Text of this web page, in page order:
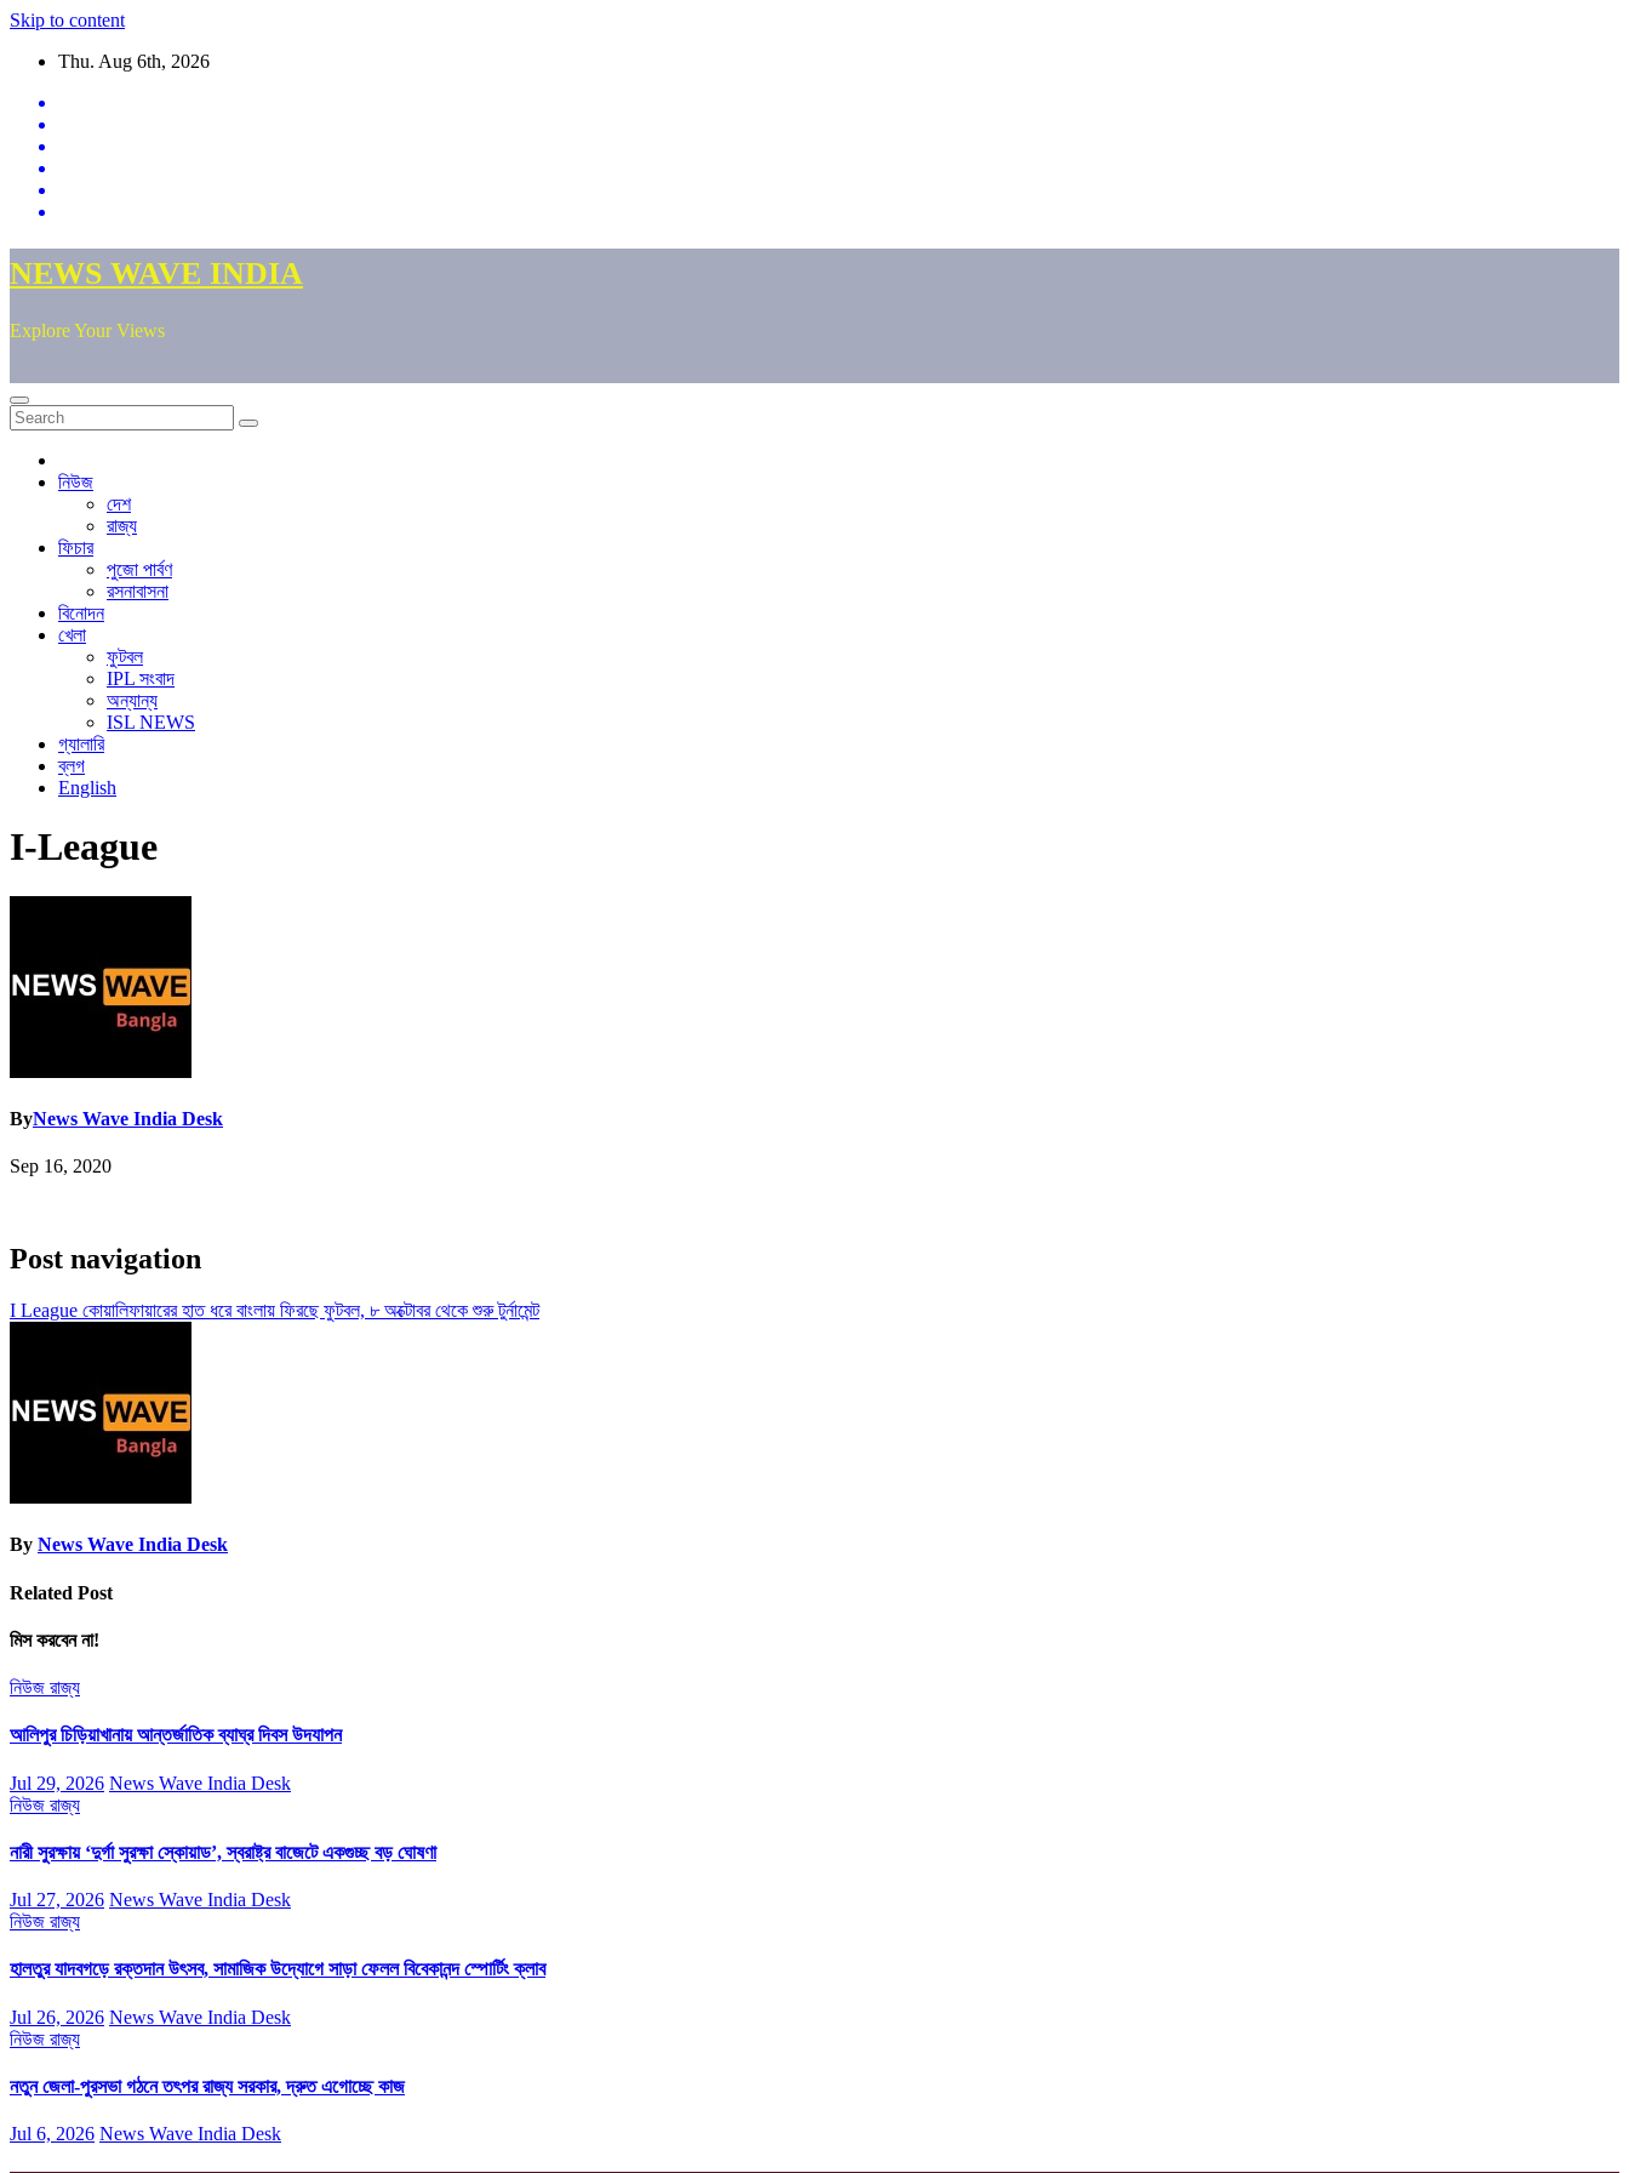
Skip to content
Thu. Aug 6th, 2026
NEWS WAVE INDIA
Explore Your Views
নিউজ
দেশ
রাজ্য
ফিচার
পুজো পার্বণ
রসনাবাসনা
বিনোদন
খেলা
ফুটবল
IPL সংবাদ
অন্যান্য
ISL NEWS
গ্যালারি
ব্লগ
English
I-League
ByNews Wave India Desk
Sep 16, 2020
Post navigation
I League কোয়ালিফায়ারের হাত ধরে বাংলায় ফিরছে ফুটবল, ৮ অক্টোবর থেকে শুরু টুর্নামেন্ট
By News Wave India Desk
Related Post
মিস করবেন না!
নিউজ রাজ্য
আলিপুর চিড়িয়াখানায় আন্তর্জাতিক ব্যাঘ্র দিবস উদযাপন
Jul 29, 2026 News Wave India Desk
নিউজ রাজ্য
নারী সুরক্ষায় ‘দুর্গা সুরক্ষা স্কোয়াড’, স্বরাষ্ট্র বাজেটে একগুচ্ছ বড় ঘোষণা
Jul 27, 2026 News Wave India Desk
নিউজ রাজ্য
হালতুর যাদবগড়ে রক্তদান উৎসব, সামাজিক উদ্যোগে সাড়া ফেলল বিবেকানন্দ স্পোর্টিং ক্লাব
Jul 26, 2026 News Wave India Desk
নিউজ রাজ্য
নতুন জেলা-পুরসভা গঠনে তৎপর রাজ্য সরকার, দ্রুত এগোচ্ছে কাজ
Jul 6, 2026 News Wave India Desk